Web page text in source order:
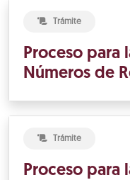
Trámite
Proceso para
Números de
Trámite
Proceso para